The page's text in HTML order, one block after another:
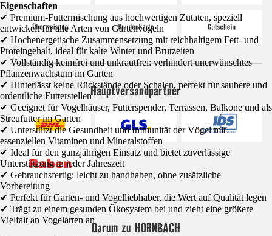
Eigenschaften
✔ Premium-Futtermischung aus hochwertigen Zutaten, speziell
entwickelt für alle Arten von Gartenvögeln
✔ Hochenergetische Zusammensetzung mit reichhaltigem Fett- und
Proteingehalt, ideal für kalte Winter und Brutzeiten
✔ Vollständig keimfrei und unkrautfrei: verhindert unerwünschtes
Pflanzenwachstum im Garten
✔ Hinterlässt keine Rückstände oder Schalen, perfekt für saubere und
ordentliche Futterstellen
✔ Geeignet für Vogelhäuser, Futterspender, Terrassen, Balkone und als
Streufutter im Garten
✔ Unterstützt die Gesundheit und Immunität der Vögel mit
essenziellen Vitaminen und Mineralstoffen
✔ Ideal für den ganzjährigen Einsatz und bietet zuverlässige
Unterstützung in jeder Jahreszeit
✔ Gebrauchsfertig: leicht zu handhaben, ohne zusätzliche
Vorbereitung
✔ Perfekt für Garten- und Vogelliebhaber, die Wert auf Qualität legen
✔ Trägt zu einem gesunden Ökosystem bei und zieht eine größere
Vielfalt an Vogelarten an
Hauptversandpartner
Darum zu HORNBACH